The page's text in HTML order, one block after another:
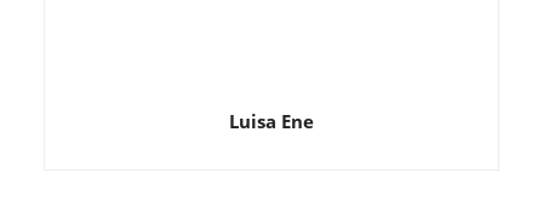
Luisa Ene